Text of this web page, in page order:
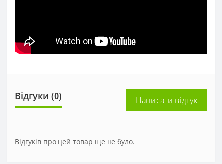
Відгуки (0) Написати відгук
Відгуків про цей товар ще не було.